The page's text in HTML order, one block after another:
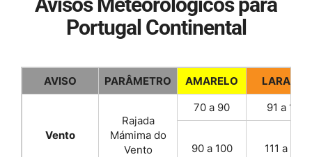
Portugal Continental
AVISO PARÂMETRO AMARELO LARANJA
Vento
Rajada
Mámima do
Vento
70 a 90 91 a 130
90 a 100 111 a 130